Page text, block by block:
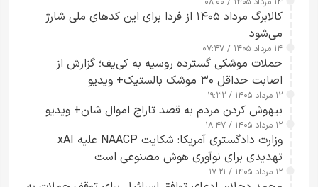
کالابرگ مرداد ۱۴۰۵ از فردا برای این کدهای ملی شارژ
می‌شود
۱۴ مرداد ۱۴۰۵ / ۰۷:۴۷
حملات موشکی گسترده روسیه به کی‌یف؛ گزارش از
اصابت حداقل ۳۰ موشک بالستیک+ ویدیو
۱۲ مرداد ۱۴۰۵ / ۱۹:۳۲
بیهوش کردن مردم به قصد تاراج اموال شان+ ویدیو
۱۲ مرداد ۱۴۰۵ / ۱۸:۴۷
وزارت دادگستری آمریکا: شکایت NAACP علیه xAI
تهدیدی برای نوآوری هوش مصنوعی است
۱۲ مرداد ۱۴۰۵ / ۱۷:۲۱